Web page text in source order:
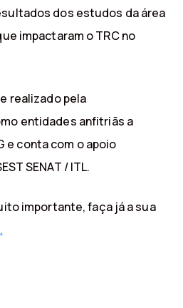
dos estudos da área
impactaram o TRC no
realizado pela
entidades anfitriãs a
e conta com o apoio
SENAT / ITL.
importante, faça já a sua